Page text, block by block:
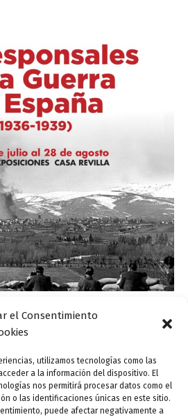
el Consentimiento
utilizamos tecnologías como las
a la información del dispositivo. El
nos permitirá procesar datos como el
o las identificaciones únicas en este sitio.
puede afectar negativamente a
Casa Revilla,Valladolid Letraherido
guiadas gratuitas a la expo
la guerra de España»
Letraherido» de la FMC, en